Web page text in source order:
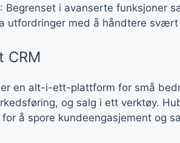
: Begrenset i avanserte funksjoner
utfordringer med å håndtere
CRM
er en alt-i-ett-plattform for små
og salg i ett verktøy.
å spore kundeengasjement og